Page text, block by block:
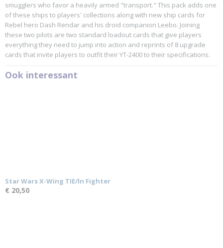
smugglers who favor a heavily armed "transport." This pack adds one
of these ships to players' collections along with new ship cards for
Rebel hero Dash Rendar and his droid companion Leebo. Joining
these two pilots are two standard loadout cards that give players
everything they need to jump into action and reprints of 8 upgrade
cards that invite players to outfit their YT-2400 to their specifications.
Ook interessant
Star Wars X-Wing TIE/ln Fighter
€ 20,50